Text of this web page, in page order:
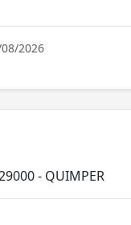
2026
- QUIMPER